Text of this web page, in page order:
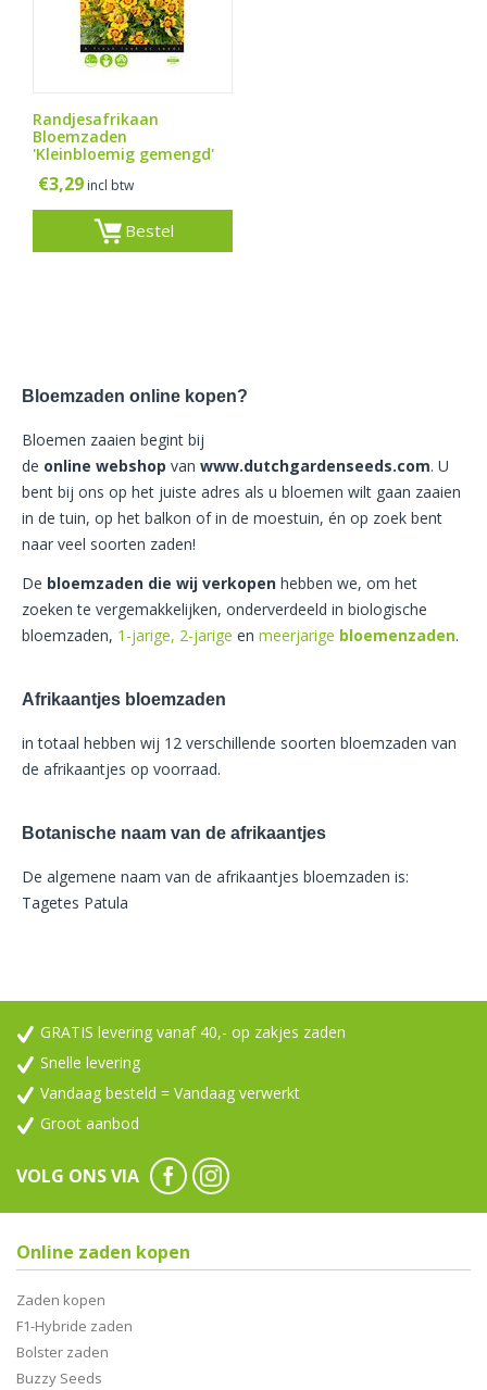
Randjesafrikaan
Bloemzaden
'Kleinbloemig gemengd'
€3,29 incl btw
Bestel
Bloemzaden online kopen?
Bloemen zaaien begint bij
de online webshop van www.dutchgardenseeds.com. U
bent bij ons op het juiste adres als u bloemen wilt gaan zaaien
in de tuin, op het balkon of in de moestuin, én op zoek bent
naar veel soorten zaden!
De bloemzaden die wij verkopen hebben we, om het
zoeken te vergemakkelijken, onderverdeeld in biologische
bloemzaden, 1-jarige, 2-jarige en meerjarige bloemenzaden.
Afrikaantjes bloemzaden
in totaal hebben wij 12 verschillende soorten bloemzaden van
de afrikaantjes op voorraad.
Botanische naam van de afrikaantjes
De algemene naam van de afrikaantjes bloemzaden is:
Tagetes Patula
GRATIS levering vanaf 40,- op zakjes zaden
Snelle levering
Vandaag besteld = Vandaag verwerkt
Groot aanbod
VOLG ONS VIA
Online zaden kopen
Zaden kopen
F1-Hybride zaden
Bolster zaden
Buzzy Seeds